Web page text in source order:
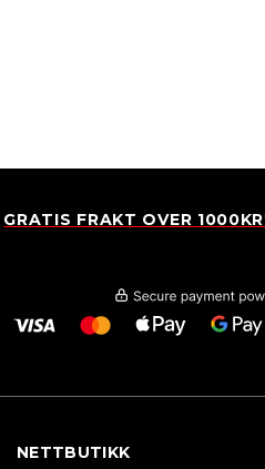
GRATIS FRAKT OVER
NETTBUTIKK